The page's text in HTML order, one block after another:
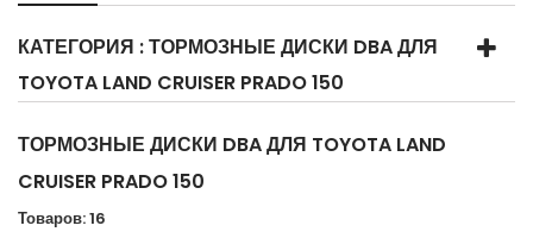
КАТЕГОРИЯ : ТОРМОЗНЫЕ ДИСКИ DBA ДЛЯ
TOYOTA LAND CRUISER PRADO 150
ТОРМОЗНЫЕ ДИСКИ DBA ДЛЯ TOYOTA LAND
CRUISER PRADO 150
Товаров: 16